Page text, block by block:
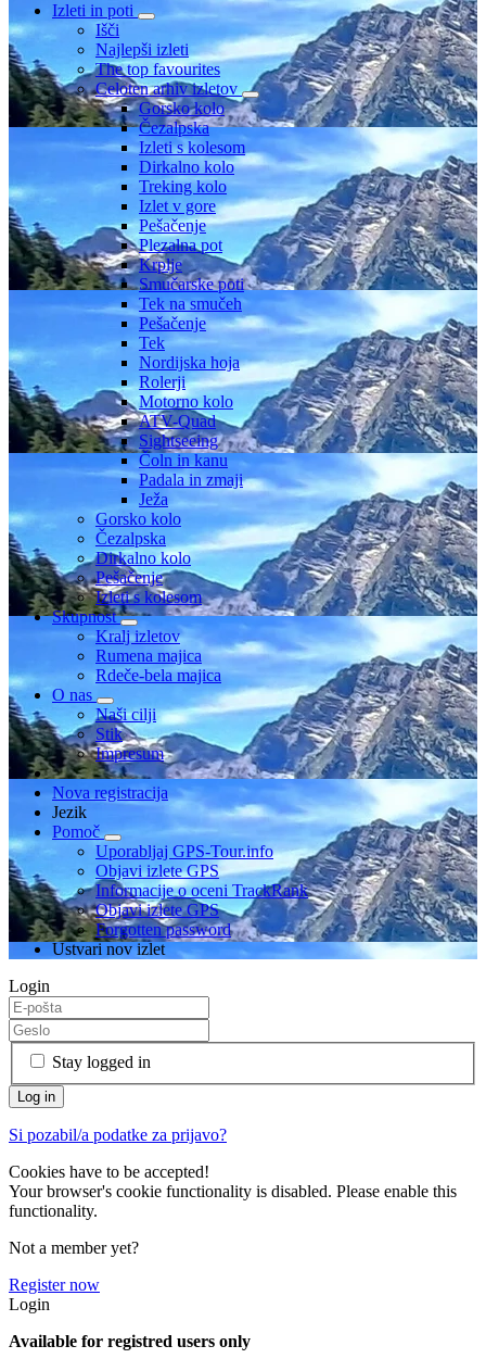
Izleti in poti
Išči
Najlepši izleti
The top favourites
Celoten arhiv izletov
Gorsko kolo
Čezalpska
Izleti s kolesom
Dirkalno kolo
Treking kolo
Izlet v gore
Pešačenje
Plezalna pot
Krplje
Smučarske poti
Tek na smučeh
Pešačenje
Tek
Nordijska hoja
Rolerji
Motorno kolo
ATV-Quad
Sightseeing
Čoln in kanu
Padala in zmaji
Ježa
Gorsko kolo
Čezalpska
Dirkalno kolo
Pešačenje
Izleti s kolesom
Skupnost
Kralj izletov
Rumena majica
Rdeče-bela majica
O nas
Naši cilji
Stik
Impresum
Nova registracija
Jezik
Pomoč
Uporabljaj GPS-Tour.info
Objavi izlete GPS
Informacije o oceni TrackRank
Objavi izlete GPS
Forgotten password
Ustvari nov izlet
Login
Stay logged in
Si pozabil/a podatke za prijavo?
Cookies have to be accepted!
Your browser's cookie functionality is disabled. Please enable this
functionality.
Not a member yet?
Register now
Login
Available for registred users only